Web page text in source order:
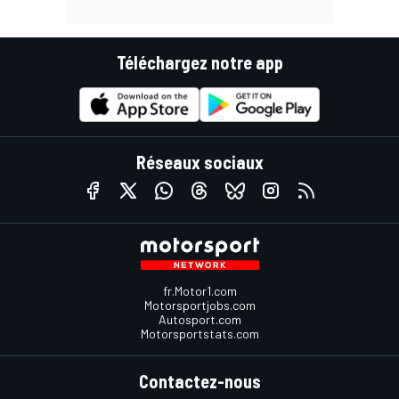
Téléchargez notre app
Réseaux sociaux
fr.Motor1.com
Motorsportjobs.com
Autosport.com
Motorsportstats.com
Contactez-nous